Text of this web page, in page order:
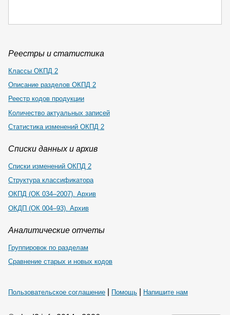
Реестры и статистика
Классы ОКПД 2
Описание разделов ОКПД 2
Реестр кодов продукции
Количество актуальных записей
Статистика изменений ОКПД 2
Списки данных и архив
Списки изменений ОКПД 2
Структура классификатора
ОКПД (ОК 034–2007). Архив
ОКДП (ОК 004–93). Архив
Аналитические отчеты
Группировок по разделам
Сравнение старых и новых кодов
Пользовательское соглашение Помощь Напишите нам